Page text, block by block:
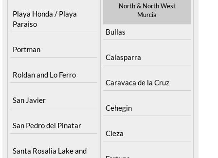
Playa Honda / Playa
Paraiso
Portman
Roldan and Lo Ferro
San Javier
San Pedro del Pinatar
Santa Rosalia Lake and
North & North West
Murcia
Bullas
Calasparra
Caravaca de la Cruz
Cehegin
Cieza